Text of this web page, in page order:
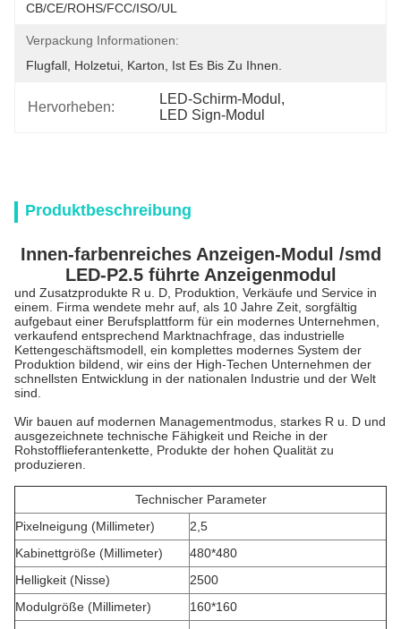
CB/CE/ROHS/FCC/ISO/UL
Verpackung Informationen:
Flugfall, Holzetui, Karton, Ist Es Bis Zu Ihnen.
Hervorheben:
LED-Schirm-Modul ,
LED Sign-Modul
Produktbeschreibung
Innen-farbenreiches Anzeigen-Modul /smd
LED-P2.5 führte Anzeigenmodul
und Zusatzprodukte R u. D, Produktion, Verkäufe und Service in
einem. Firma wendete mehr auf, als 10 Jahre Zeit, sorgfältig
aufgebaut einer Berufsplattform für ein modernes Unternehmen,
verkaufend entsprechend Marktnachfrage, das industrielle
Kettengeschäftsmodell, ein komplettes modernes System der
Produktion bildend, wir eins der High-Techen Unternehmen der
schnellsten Entwicklung in der nationalen Industrie und der Welt
sind.
Wir bauen auf modernen Managementmodus, starkes R u. D und
ausgezeichnete technische Fähigkeit und Reiche in der
Rohstofflieferantenkette, Produkte der hohen Qualität zu
produzieren.
Technischer Parameter
Pixelneigung (Millimeter)
2,5
Kabinettgröße (Millimeter)
480*480
Helligkeit (Nisse)
2500
Modulgröße (Millimeter)
160*160